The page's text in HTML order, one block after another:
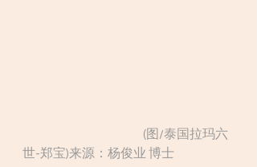
世-郑宝)来源：杨俊业 博士